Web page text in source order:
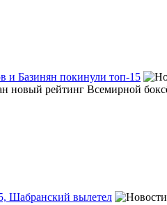
и Базинян покинули топ-15
новый рейтинг Всемирной
Шабранский вылетел